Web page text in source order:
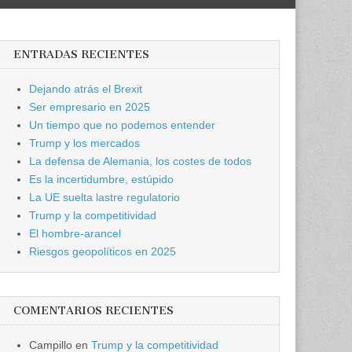
ENTRADAS RECIENTES
Dejando atrás el Brexit
Ser empresario en 2025
Un tiempo que no podemos entender
Trump y los mercados
La defensa de Alemania, los costes de todos
Es la incertidumbre, estúpido
La UE suelta lastre regulatorio
Trump y la competitividad
El hombre-arancel
Riesgos geopolíticos en 2025
COMENTARIOS RECIENTES
Campillo enTrump y la competitividad